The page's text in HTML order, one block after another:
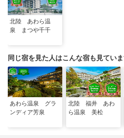
北陸 あわら温
泉 まつや千千
同じ宿を見た人はこんな宿も見てい
あわら温泉 グラ
ンディア芳泉
北陸 福井 あわ
ら温泉 美松